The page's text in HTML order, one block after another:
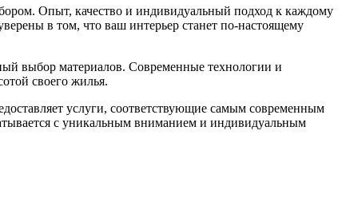
Опыт, качество и индивидуальный подход к каждому
в том, что ваш интерьер станет по-настоящему
выбор материалов. Современные технологии и
своего жилья.
услуги, соответствующие самым современным
с уникальным вниманием и индивидуальным